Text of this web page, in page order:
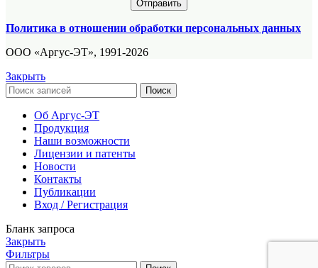
Политика в отношении обработки персональных данных
ООО «Аргус-ЭТ», 1991-2026
Закрыть
Поиск
Об Аргус-ЭТ
Продукция
Наши возможности
Лицензии и патенты
Новости
Контакты
Публикации
Вход / Регистрация
Бланк запроса
Закрыть
Фильтры